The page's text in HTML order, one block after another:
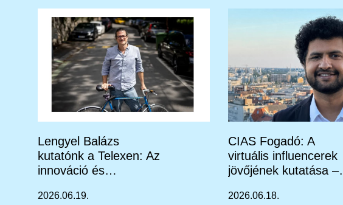
Lengyel Balázs
kutatónk a Telexen: Az
innováció és
intelligencia korában is
2026.06.19.
CIAS Fogadó: A
virtuális influencerek
jövőjének kutatása –
Heranga
2026.06.18.